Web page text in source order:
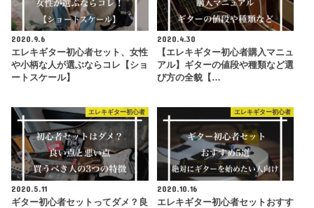
2020.9.6
エレキギター初心者セット、女性
や小柄な人が選ぶならコレ【ショ
ートスケール】
2020.4.30
【エレキギター初心者購入マニュ
アル】ギターの値段や種類など選
び方の全貌【…
エレキギター初心者
2020.5.11
ギター初心者セットってダメ？良
エレキギター初心者
2020.10.16
エレキギター初心者セットおすす